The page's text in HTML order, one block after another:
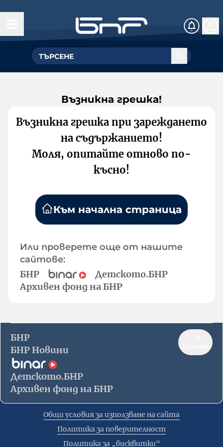
Възникна грешка!
Възникна грешка при зареждането
на съдържанието!
Моля, опитайте отново по-
късно!
Към начална страница
Или проверете още от нашите
сайтове:
БНР
Детското.БНР
Архивен фонд на БНР
БНР
БНР Новини
Детското.БНР
Архивен фонд на БНР
Общи условия за използване на сайта
Политика за поверителност
Политика за „бисквитки“